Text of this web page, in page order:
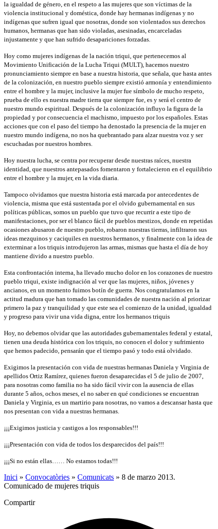
la igualdad de género, en el respeto a las mujeres que son víctimas de la
violencia institucional y doméstica, donde hay hermanas indígenas y no
indígenas que sufren igual que nosotras, donde son violentados sus derechos
humanos, hermanas que han sido violadas, asesinadas, encarceladas
injustamente y que han sufrido desapariciones forzadas.
Hoy como mujeres indígenas de la nación triqui, que pertenecemos al
Movimiento Unificación de la Lucha Triqui (MULT), hacemos nuestro
pronunciamiento siempre en base a nuestra historia, que señala, que hasta antes
de la colonización, en nuestro pueblo siempre existió armonía y entendimiento
entre el hombre y la mujer, inclusive la mujer fue símbolo de mucho respeto,
prueba de ello es nuestra madre tierra que siempre fue, es y será el centro de
nuestro mundo espiritual. Después de la colonización influyo la figura de la
propiedad y por consecuencia el machismo, impuesto por los españoles. Estas
acciones que con el paso del tiempo ha denostado la presencia de la mujer en
nuestro mundo indígena, no nos ha quebrantado para alzar nuestra voz y ser
escuchadas por nuestros hombres.
Hoy nuestra lucha, se centra por recuperar desde nuestras raíces, nuestra
identidad, que nuestros antepasados fomentaron y fortalecieron en el equilibrio
entre el hombre y la mujer, en la vida diaria.
Tampoco olvidamos que nuestra historia está marcada por antecedentes de
violencia, misma que está sustentada por el olvido gubernamental en sus
políticas públicas, somos un pueblo que tuvo que recurrir a este tipo de
manifestaciones, por ser el blanco fácil de pueblos mestizos, donde en repetidas
ocasiones abusaron de nuestro pueblo, robaron nuestras tierras, infiltraron sus
ideas mezquinos y caciquiles en nuestros hermanos, y finalmente con la idea de
exterminar a los triquis introdujeron las armas, mismas que hasta el día de hoy
mantiene divido a nuestro pueblo.
Esta confrontación interna, ha llevado mucho dolor en los corazones de nuestro
pueblo triqui, existe indignación al ver que las mujeres, niños, jóvenes y
ancianos, en un momento fuimos botín de guerra. Nos congratulamos en la
actitud madura que han tomado las comunidades de nuestra nación al priorizar
primero la paz y tranquilidad y que este sea el comienzo de la unidad, igualdad
y progreso para vivir una vida digna, entre los hermanos triquis
Hoy, no debemos olvidar que las autoridades gubernamentales federal y estatal,
tienen una deuda histórica con los triquis, no conocen el dolor y sufrimiento
que hemos padecido, pensarán que el tiempo pasó y todo está olvidado.
Exigimos la presentación con vida de nuestras hermanas Daniela y Virginia de
apellidos Ortiz Ramírez, quienes fueron desaparecidas el 5 de julio de 2007,
para nosotras como familia no ha sido fácil vivir con la ausencia de ellas
durante 5 años, ochos meses, el no saber en qué condiciones se encuentran
Daniela y Virginia, es un martirio para nosotras, no vamos a descansar hasta que
nos presentan con vida a nuestras hermanas.
¡¡¡Exigimos justicia y castigos a los responsables!!!
¡¡¡Presentación con vida de todos los desparecidos del país!!!
¡¡¡Si no están ellas…… No estamos todas!!!
Inici » Convocatòries » Comunicats » 8 de marzo 2013.
Comunicado de mujeres triquis
Compartir